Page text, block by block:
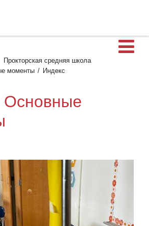
Прокторская средняя школа
моменты
Индекс
Основные